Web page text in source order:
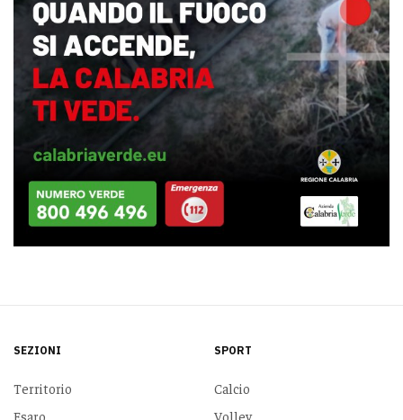
SEZIONI
Territorio
Esaro
SPORT
Calcio
Volley